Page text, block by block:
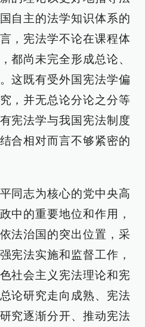
自主的法学知识体系的
，宪法学不论在课程体
都尚未完全形成总论、
这既有受外国宪法学偏
，并无总论分论之分等
宪法学与我国宪法制度
合相对而言不够紧密的
同志为核心的党中央高
中的重要地位和作用，
法治国的突出位置，采
宪法实施和监督工作，
社会主义宪法理论和宪
论研究走向成熟、宪法
究逐渐分开、推动宪法